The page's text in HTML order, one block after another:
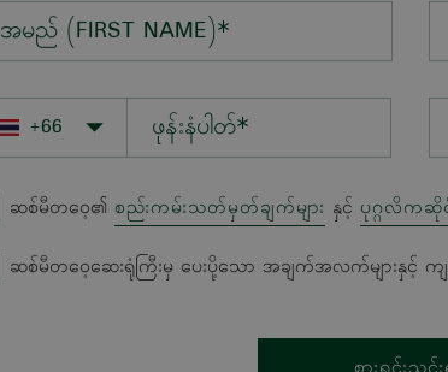
အမည် (FIRST NAME)*
ဆစ်မီတဝေ့၏ စည်းကမ်းသတ်မှတ်ချက်များ နှင့် ပုဂ္ဂလိကဆို
ဆစ်မီတဝေ့ဆေးရုံကြီးမှ ပေးပို့သော အချက်အလက်များနှင့် ကျ